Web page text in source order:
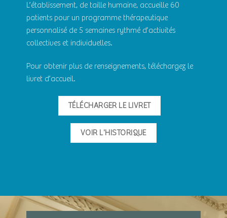
L’établissement, de taille humaine, accueille 60
patients pour un programme thérapeutique
personnalisé de 5 semaines rythmé d’activités
collectives et individuelles.
Pour obtenir plus de renseignements, téléchargez le
livret d’accueil.
TÉLÉCHARGER LE LIVRET
VOIR L'HISTORIQUE